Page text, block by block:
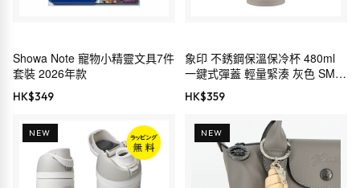
Showa Note 寵物小精靈文具7件
套裝 2026年款
HK$349
象印 不銹鋼保溫保冷杯 480ml
一鍵式彈蓋 輕量緊湊 灰色 SM-
WS48-HM
HK$359
NEW NEW